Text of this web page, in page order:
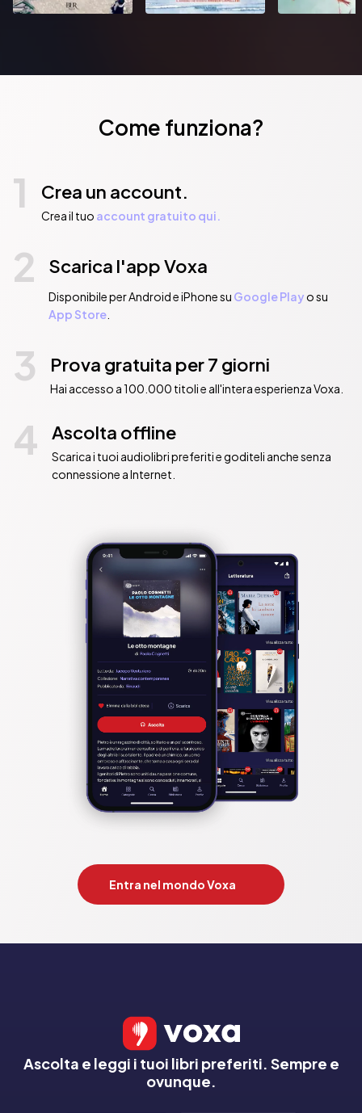
Come funziona?
1 Crea un account.
Crea il tuo account gratuito qui.
2 Scarica l'app Voxa
Disponibile per Android e iPhone su Google Playo su
App Store.
3 Prova gratuita per 7 giorni
Hai accesso a 100.000 titoli e all'intera esperienza Voxa.
4 Ascolta offline
Scarica i tuoi audiolibri preferiti e goditeli anche senza
connessione a Internet.
Entra nel mondo Voxa
Ascolta e leggi i tuoi libri preferiti. Sempre e
ovunque.